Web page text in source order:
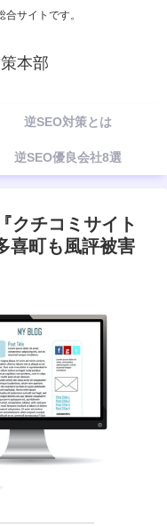
サイトです。
本部
逆SEO対策とは
逆SEO優良会社8選
クチコミサイト
喜町も風評被害